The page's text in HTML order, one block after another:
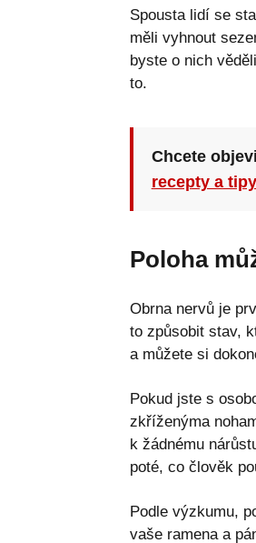
Spousta lidí se
měli vyhnout
byste o nich
to.
Chcete
recepty a
Poloha
Obrna nervů je
to způsobit stav,
a můžete si
Pokud jste s
zkříženýma
k žádnému
poté, co člověk
Podle výzkumu,
vaše ramena a